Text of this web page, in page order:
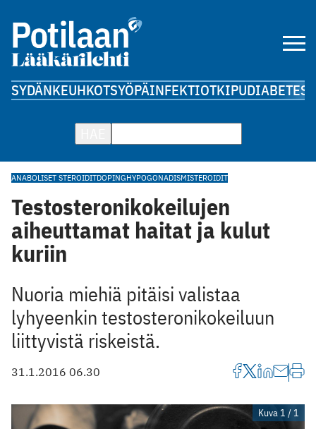
SYDÄNKEUHKOTSYÖPÄINFEKTIOTKIPUDIABETES
ANABOLISET STEROIDITDOPINGHYPOGONADISMISTEROIDIT
Testosteronikokeilujen
aiheuttamat haitat ja kulut
kuriin
Nuoria miehiä pitäisi valistaa
lyhyeenkin testosteronikokeiluun
liittyvistä riskeistä.
31.1.2016 06.30
Kuva 1 / 1